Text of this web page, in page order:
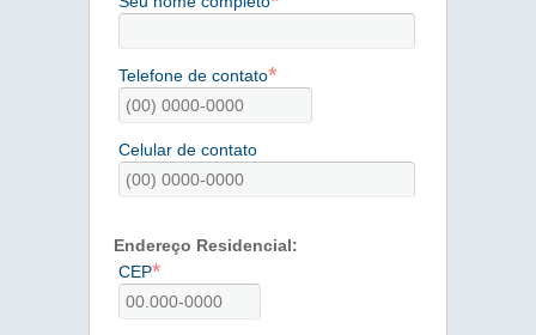
*
Telefone de contato
Celular de contato
Endereço Residencial:
CEP*